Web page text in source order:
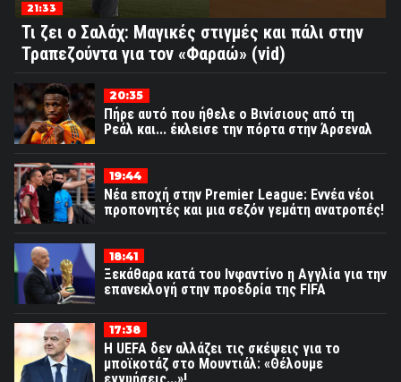
21:33
Τι ζει ο Σαλάχ: Μαγικές στιγμές και πάλι στην
Τραπεζούντα για τον «Φαραώ» (vid)
20:35
Πήρε αυτό που ήθελε ο Βινίσιους από τη
Ρεάλ και... έκλεισε την πόρτα στην Άρσεναλ
19:44
Νέα εποχή στην Premier League: Εννέα νέοι
προπονητές και μια σεζόν γεμάτη ανατροπές!
18:41
Ξεκάθαρα κατά του Ινφαντίνο η Αγγλία για την
επανεκλογή στην προεδρία της FIFA
17:38
Η UEFA δεν αλλάζει τις σκέψεις για το
μποϊκοτάζ στο Μουντιάλ: «Θέλουμε